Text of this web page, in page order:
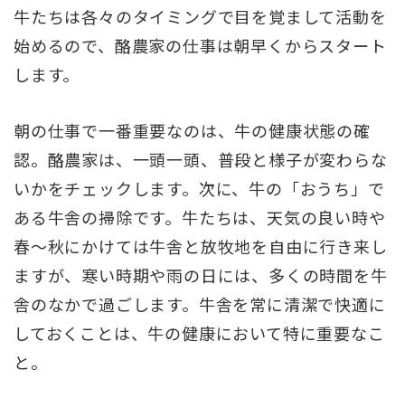
牛たちは各々のタイミングで目を覚まして活動を
始めるので、酪農家の仕事は朝早くからスタート
します。
朝の仕事で一番重要なのは、牛の健康状態の確
認。酪農家は、一頭一頭、普段と様子が変わらな
いかをチェックします。次に、牛の「おうち」で
ある牛舎の掃除です。牛たちは、天気の良い時や
春～秋にかけては牛舎と放牧地を自由に行き来し
ますが、寒い時期や雨の日には、多くの時間を牛
舎のなかで過ごします。牛舎を常に清潔で快適に
しておくことは、牛の健康において特に重要なこ
と。